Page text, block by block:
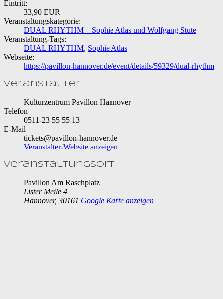
Eintritt:
33,90 EUR
Veranstaltungskategorie:
DUAL RHYTHM – Sophie Atlas und Wolfgang Stute
Veranstaltung-Tags:
DUAL RHYTHM, Sophie Atlas
Webseite:
https://pavillon-hannover.de/event/details/59329/dual-rhythm
Veranstalter
Kulturzentrum Pavillon Hannover
Telefon
0511-23 55 55 13
E-Mail
tickets@pavillon-hannover.de
Veranstalter-Website anzeigen
Veranstaltungsort
Pavillon Am Raschplatz
Lister Meile 4
Hannover, 30161 Google Karte anzeigen